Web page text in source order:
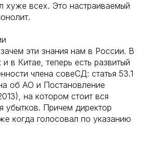
хуже всех. Это настраиваемый
эти знания нам в России. В
в Китае, теперь есть развитый
члена совеСД: статья 53.1
об АО и Постановление
на котором стоит вся
убытков. Причем директор
когда голосовал по указанию